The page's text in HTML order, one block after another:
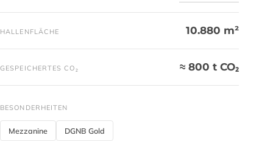
HALLENFLÄCHE 10.880 m²
GESPEICHERTES CO₂ ≈ 800 t CO₂
BESONDERHEITEN
Mezzanine DGNB Gold